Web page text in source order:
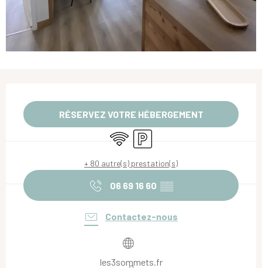
RÉSERVEZ VOTRE HÉBERGEMENT
WiFi Parking
+ 80 autre(s) prestation(s)
06 69 16 60 ▒▒
Contactez-nous
les3sommets.fr